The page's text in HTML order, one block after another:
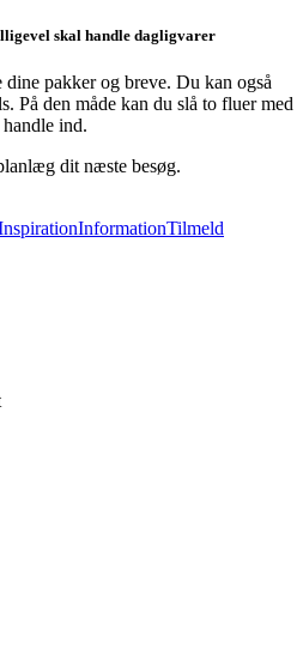
skal handle dagligvarer
dine pakker og breve. Du kan også
På den måde kan du slå to fluer med
ind.
dit næste besøg.
InformationTilmeld